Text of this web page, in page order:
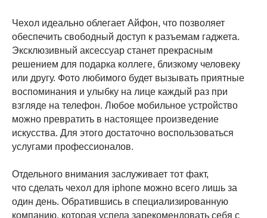
Чехол идеально облегает Айфон, что позволяет
обеспечить свободный доступ к разъемам гаджета.
Эксклюзивный аксессуар станет прекрасным
решением для подарка коллеге, близкому человеку
или другу. Фото любимого будет вызывать приятные
воспоминания и улыбку на лице каждый раз при
взгляде на телефон. Любое мобильное устройство
можно превратить в настоящее произведение
искусства. Для этого достаточно воспользоваться
услугами профессионалов.
Отдельного внимания заслуживает тот факт,
что сделать чехол для iphone можно всего лишь за
один день. Обратившись в специализированную
компанию, которая успела зарекомендовать себя с